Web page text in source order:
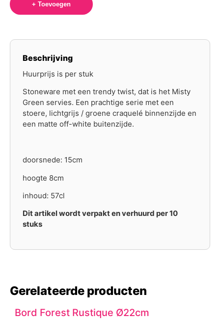
+ Toevoegen
Beschrijving
Huurprijs is per stuk
Stoneware met een trendy twist, dat is het Misty
Green servies. Een prachtige serie met een
stoere, lichtgrijs / groene craquelé binnenzijde en
een matte off-white buitenzijde.
doorsnede: 15cm
hoogte 8cm
inhoud: 57cl
Dit artikel wordt verpakt en verhuurd per 10
stuks
Gerelateerde producten
Bord Forest Rustique Ø22cm